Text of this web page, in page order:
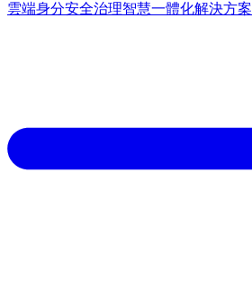
雲端身分安全治理智慧一體化解決方案